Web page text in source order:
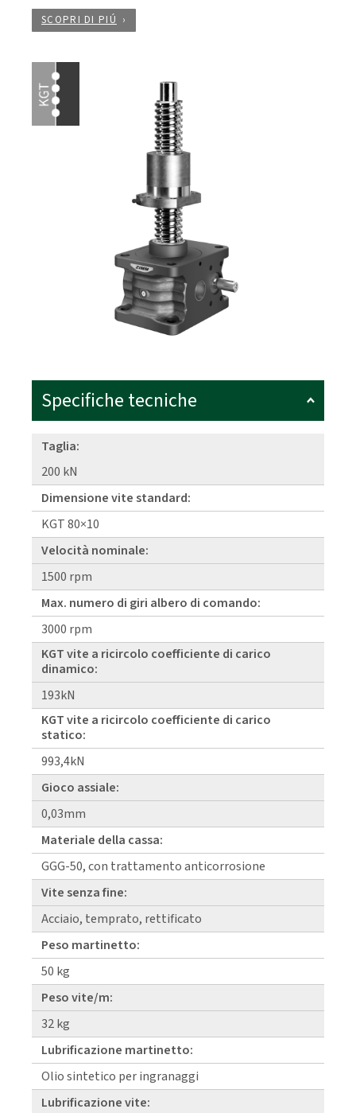
SCOPRI DI PIÚ
Specifiche tecniche
Taglia:
200 kN
Dimensione vite standard:
KGT 80×10
Velocità nominale:
1500 rpm
Max. numero di giri albero di comando:
3000 rpm
KGT vite a ricircolo coefficiente di carico
dinamico:
193kN
KGT vite a ricircolo coefficiente di carico
statico:
993,4kN
Gioco assiale:
0,03mm
Materiale della cassa:
GGG-50, con trattamento anticorrosione
Vite senza fine:
Acciaio, temprato, rettificato
Peso martinetto:
50 kg
Peso vite/m:
32 kg
Lubrificazione martinetto:
Olio sintetico per ingranaggi
Lubrificazione vite: